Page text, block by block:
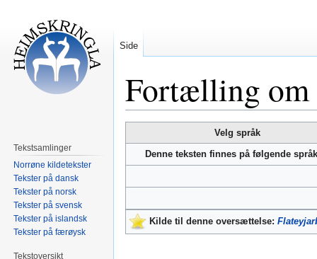
Fortælling om
til
navigering
til
Velg språk
Denne teksten finnes på følgende
Kilde til denne oversættelse:
Side
Tekstsamlinger
Norrøne kildetekster
Tekster på dansk
Tekster på norsk
Tekster på svensk
Tekster på islandsk
Tekster på færøysk
Tekstoversikt